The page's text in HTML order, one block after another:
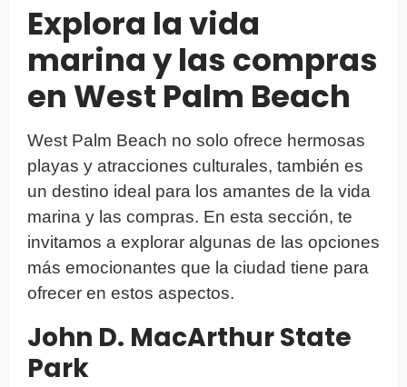
Explora la vida
marina y las compras
en West Palm Beach
West Palm Beach no solo ofrece hermosas
playas y atracciones culturales, también es
un destino ideal para los amantes de la vida
marina y las compras. En esta sección, te
invitamos a explorar algunas de las opciones
más emocionantes que la ciudad tiene para
ofrecer en estos aspectos.
John D. MacArthur State
Park